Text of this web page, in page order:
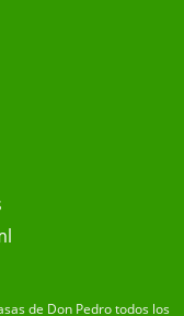
de Don Pedro todos los